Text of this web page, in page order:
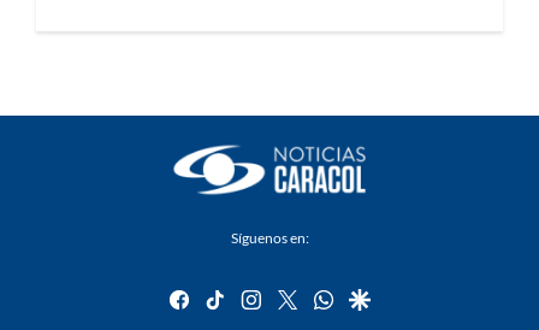
Síguenos en:
facebook
tiktok instagram
twitterwhatsapp
google